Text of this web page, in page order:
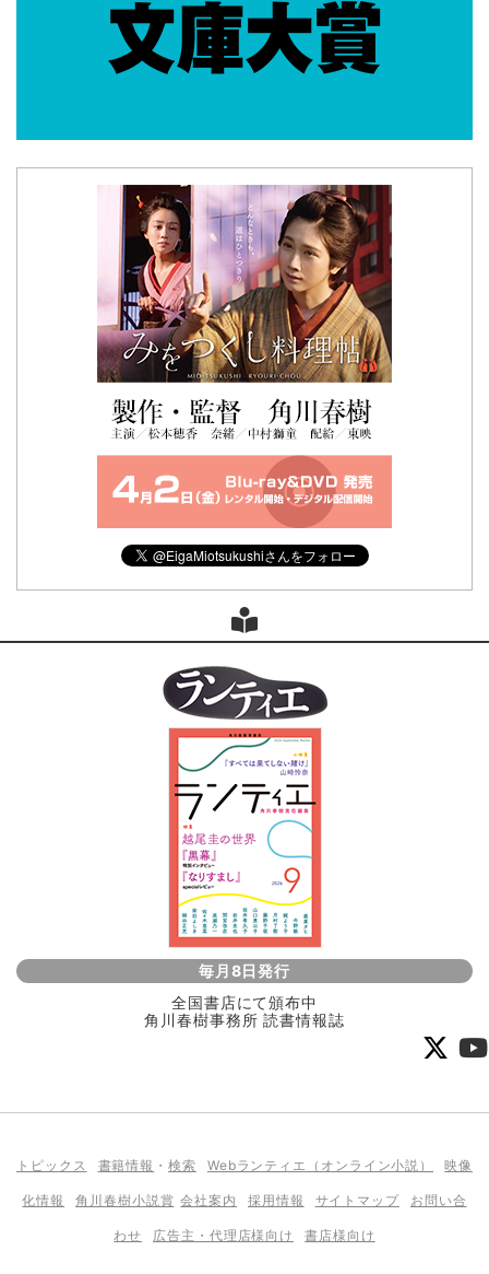
毎月8日発行
全国書店にて頒布中
角川春樹事務所 読書情報誌
トピックス 書籍情報 ・検索 Webランティエ（オンライン小説） 映像
化情報 角川春樹小説賞 会社案内 採用情報 サイトマップ お問い合
わせ 広告主・代理店様向け 書店様向け